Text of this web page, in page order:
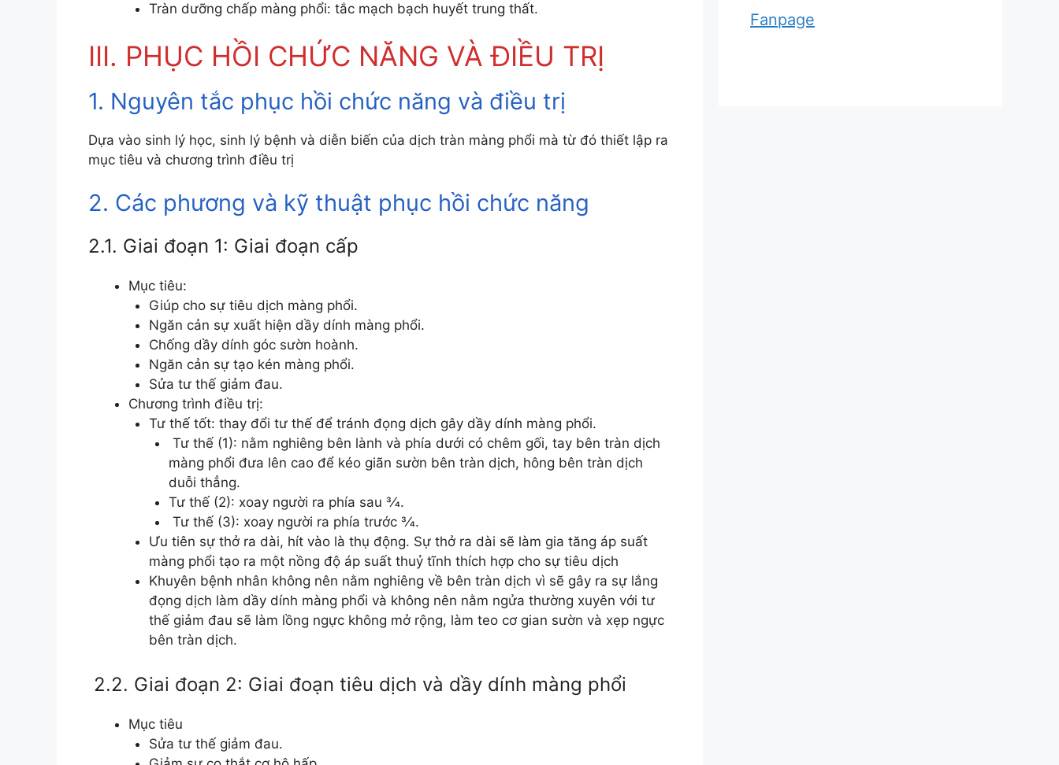
Tràn dưỡng chấp màng phổi: tắc mạch bạch huyết trung thất.
III. PHỤC HỒI CHỨC NĂNG VÀ ĐIỀU TRỊ
1. Nguyên tắc phục hồi chức năng và điều trị
Dựa vào sinh lý học, sinh lý bệnh và diễn biến của dịch tràn màng phổi mà từ đó thiết lập ra
mục tiêu và chương trình điều trị
2. Các phương và kỹ thuật phục hồi chức năng
2.1. Giai đoạn 1: Giai đoạn cấp
Mục tiêu:
Giúp cho sự tiêu dịch màng phổi.
Ngăn cản sự xuất hiện dầy dính màng phổi.
Chống dầy dính góc sườn hoành.
Ngăn cản sự tạo kén màng phổi.
Sửa tư thế giảm đau.
Chương trình điều trị:
Tư thế tốt: thay đổi tư thế để tránh đọng dịch gây dầy dính màng phổi.
Tư thế (1): nằm nghiêng bên lành và phía dưới có chêm gối, tay bên tràn dịch
màng phổi đưa lên cao để kéo giãn sườn bên tràn dịch, hông bên tràn dịch
duỗi thẳng.
Tư thế (2): xoay người ra phía sau 3⁄4.
Tư thế (3): xoay người ra phía trước 3⁄4.
Ưu tiên sự thở ra dài, hít vào là thụ động. Sự thở ra dài sẽ làm gia tăng áp suất
màng phổi tạo ra một nồng độ áp suất thuỷ tĩnh thích hợp cho sự tiêu dịch
Khuyên bệnh nhân không nên nằm nghiêng về bên tràn dịch vì sẽ gây ra sự lắng
đọng dịch làm dầy dính màng phổi và không nên nằm ngửa thường xuyên với tư
thế giảm đau sẽ làm lồng ngực không mở rộng, làm teo cơ gian sườn và xẹp ngực
bên tràn dịch.
2.2. Giai đoạn 2: Giai đoạn tiêu dịch và dầy dính màng phổi
Mục tiêu
Sửa tư thế giảm đau.
Fanpage